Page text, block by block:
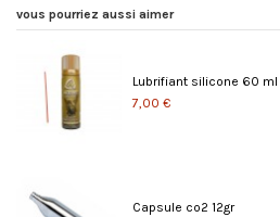
vous pourriez aussi aimer
Lubrifiant silicone 60 ml
7,00 €
Capsule co2 12gr